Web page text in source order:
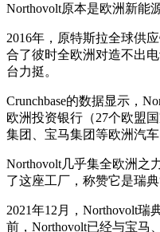
Northovolt原本是欧洲新能
2016年，原特斯拉全球供
合了彼时全欧洲对造不出
台力挺。
Crunchbase的数据显示，
欧洲投资银行（27个欧盟
集团、宝马集团等欧洲汽车
Northovolt几乎集全欧洲之
了这座工厂，称赞它是瑞
2021年12月，Northovolt
前，Northovolt已经与宝马